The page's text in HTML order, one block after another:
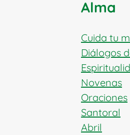
Alma
Cuida tu
Diálogos
Novenas
Oraciones
Santoral
Abril